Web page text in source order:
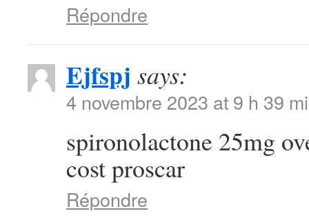
Répondre
Ejfspj says:
4 novembre 2023 at 9 h 39
spironolactone 25mg
cost proscar
Répondre